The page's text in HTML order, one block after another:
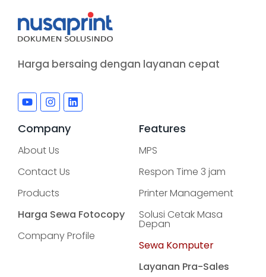
Harga bersaing dengan layanan cepat
Company
About Us
Contact Us
Products
Harga Sewa Fotocopy
Company Profile
Features
MPS
Respon Time 3 jam
Printer Management
Solusi Cetak Masa
Depan
Sewa Komputer
Layanan Pra-Sales